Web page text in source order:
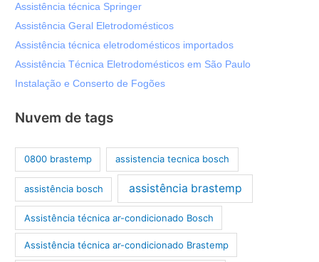
Assistência técnica Springer
Assistência Geral Eletrodomésticos
Assistência técnica eletrodomésticos importados
Assistência Técnica Eletrodomésticos em São Paulo
Instalação e Conserto de Fogões
Nuvem de tags
0800 brastemp assistencia tecnica bosch
assistência bosch assistência brastemp
Assistência técnica ar-condicionado Bosch
Assistência técnica ar-condicionado Brastemp